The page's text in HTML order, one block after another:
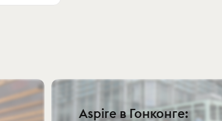
Aspire в Гонконге: